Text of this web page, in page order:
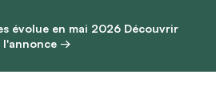
évolue en mai 2026 Découvrir
l'annonce →